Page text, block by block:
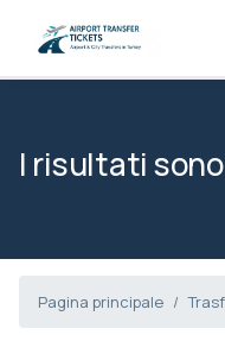
I risultati
Pagina principale